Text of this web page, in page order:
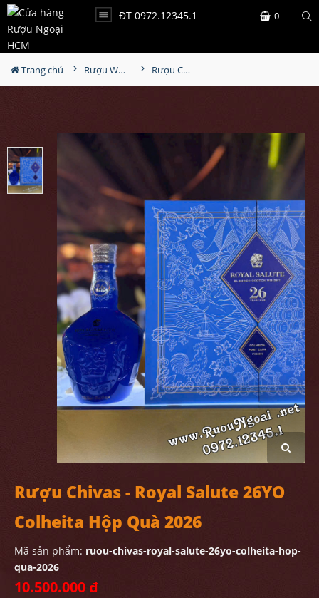
ĐT 0972.12345.1 0
Trang chủ Rượu Whisky Rượu Chivas - Royal Salute 26YO Colheita Hộp Quà 2026
Rượu Chivas - Royal Salute 26YO
Colheita Hộp Quà 2026
Mã sản phẩm: ruou-chivas-royal-salute-26yo-colheita-hop-
qua-2026
10.500.000 đ